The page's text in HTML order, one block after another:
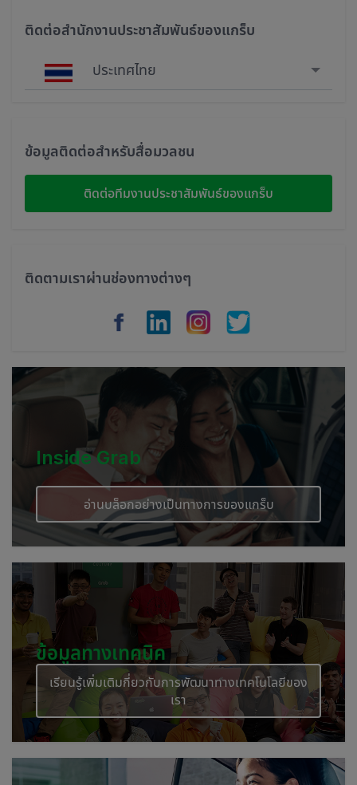
ติดต่อสำนักงานประชาสัมพันธ์ของแกร็บ
ประเทศไทย
Malaysia
Indonesia
Cambodia
ข้อมูลติดต่อสำหรับสื่อมวลชน
ติดต่อทีมงานประชาสัมพันธ์ของแกร็บ
ติดตามเราผ่านช่องทางต่างๆ
Inside Grab
อ่านบล็อกอย่างเป็นทางการของแกร็บ
ข้อมูลทางเทคนิค
เรียนรู้เพิ่มเติมกี่ยวกับการพัฒนาทางเทคโนโลยีของ
เรา